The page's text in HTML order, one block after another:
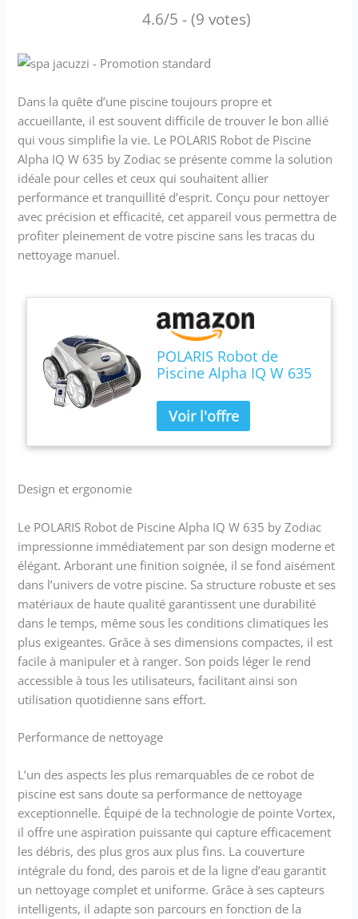
4.6/5 - (9 votes)
Dans la quête d’une piscine toujours propre et
accueillante, il est souvent difficile de trouver le bon allié
qui vous simplifie la vie. Le POLARIS Robot de Piscine
Alpha IQ W 635 by Zodiac se présente comme la solution
idéale pour celles et ceux qui souhaitent allier
performance et tranquillité d’esprit. Conçu pour nettoyer
avec précision et efficacité, cet appareil vous permettra de
profiter pleinement de votre piscine sans les tracas du
nettoyage manuel.
POLARIS Robot de
Piscine Alpha IQ W 635
Design et ergonomie
Le POLARIS Robot de Piscine Alpha IQ W 635 by Zodiac
impressionne immédiatement par son design moderne et
élégant. Arborant une finition soignée, il se fond aisément
dans l’univers de votre piscine. Sa structure robuste et ses
matériaux de haute qualité garantissent une durabilité
dans le temps, même sous les conditions climatiques les
plus exigeantes. Grâce à ses dimensions compactes, il est
facile à manipuler et à ranger. Son poids léger le rend
accessible à tous les utilisateurs, facilitant ainsi son
utilisation quotidienne sans effort.
Performance de nettoyage
L’un des aspects les plus remarquables de ce robot de
piscine est sans doute sa performance de nettoyage
exceptionnelle. Équipé de la technologie de pointe Vortex,
il offre une aspiration puissante qui capture efficacement
les débris, des plus gros aux plus fins. La couverture
intégrale du fond, des parois et de la ligne d’eau garantit
un nettoyage complet et uniforme. Grâce à ses capteurs
intelligents, il adapte son parcours en fonction de la